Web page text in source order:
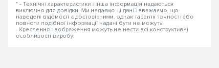
* - Технічні характеристики і інша інформація надаються
виключно для довідки. Ми надаємо ці дані і вважаємо, що
наведені відомості є достовірними, однак гарантії точності або
повноти подібної інформації надані бути не можуть
- Креслення і зображення можуть не нести всі конструктивні
особливості виробу.